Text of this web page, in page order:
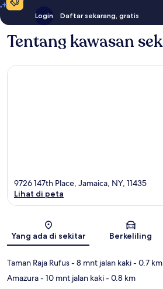
Login Daftar sekarang, gratis
Tentang kawasan
Peta
9726 147th Place, Jamaica, NY, 11435
Lihat di peta
Yang ada di sekitar Berkeliling
Taman Raja Rufus- 8 mnt jalan kaki- 0.7 km
Amazura- 10 mnt jalan kaki- 0.8 km